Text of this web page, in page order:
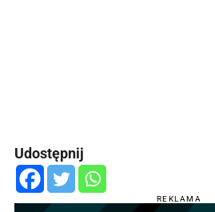
Udostępnij
REKLAMA